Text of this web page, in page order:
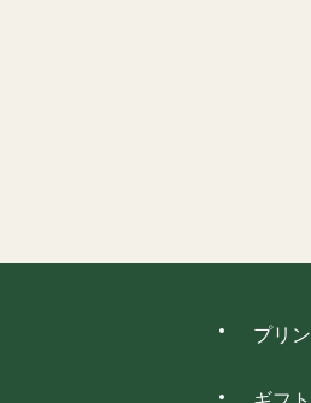
プリン